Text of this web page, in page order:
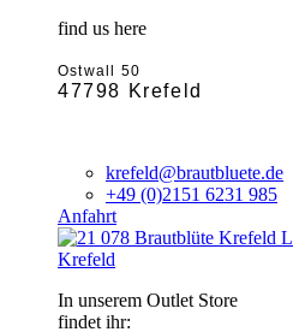
find us here
Ostwall 50
47798 Krefeld
krefeld@brautbluete.de
+49 (0)2151 6231 985
Anfahrt
Krefeld
In unserem Outlet Store
findet ihr: